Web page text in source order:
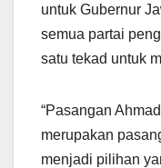
untuk Gubernur
semua partai
satu tekad untuk
“Pasangan
merupakan
menjadi pilihan